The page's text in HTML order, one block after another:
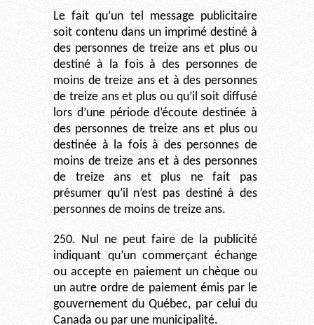
Le fait qu’un tel message publicitaire
soit contenu dans un imprimé destiné à
des personnes de treize ans et plus ou
destiné à la fois à des personnes de
moins de treize ans et à des personnes
de treize ans et plus ou qu’il soit diffusé
lors d’une période d’écoute destinée à
des personnes de treize ans et plus ou
destinée à la fois à des personnes de
moins de treize ans et à des personnes
de treize ans et plus ne fait pas
présumer qu’il n’est pas destiné à des
personnes de moins de treize ans.
250. Nul ne peut faire de la publicité
indiquant qu’un commerçant échange
ou accepte en paiement un chèque ou
un autre ordre de paiement émis par le
gouvernement du Québec, par celui du
Canada ou par une municipalité.